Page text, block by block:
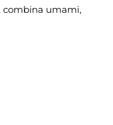
combina umami,